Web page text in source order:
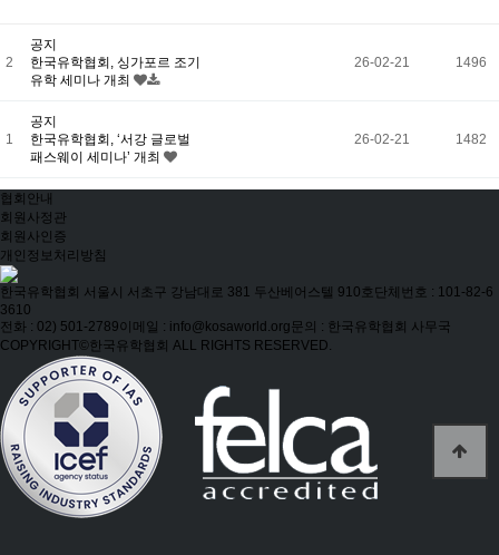
2
공지
한국유학협회, 싱가포르 조기
유학 세미나 개최
26-02-21 1496
1
공지
한국유학협회, ‘서강 글로벌
패스웨이 세미나’ 개최
26-02-21 1482
협회안내
회원사정관
회원사인증
개인정보처리방침
한국유학협회 서울시 서초구 강남대로 381 두산베어스텔 910호 단체번호 : 101-82-6
3610
전화 : 02) 501-2789이메일 : info@kosaworld.org문의 : 한국유학협회 사무국
COPYRIGHT©한국유학협회 ALL RIGHTS RESERVED.